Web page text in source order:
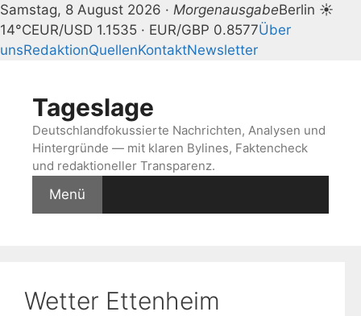
Samstag, 8 August 2026 · MorgenausgabeBerlin ☀
14°CEUR/USD 1.1535 · EUR/GBP 0.8577Über
unsRedaktionQuellenKontaktNewsletter
springenTageslage
Deutschlandfokussierte Nachrichten, Analysen und
Hintergründe — mit klaren Bylines, Faktencheck
und redaktioneller Transparenz.
Menü
Wetter Ettenheim